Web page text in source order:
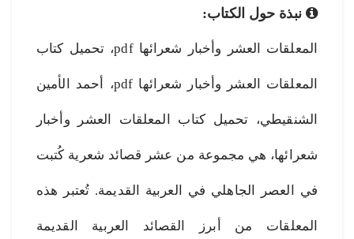
نبذة حول الكتاب:
المعلقات العشر وأخبار شعرائها pdf، تحميل كتاب
المعلقات العشر وأخبار شعرائها pdf، أحمد الأمين
الشنقيطي، تحميل كتاب المعلقات العشر وأخبار
شعرائها، هي مجموعة من عشر قصائد شعرية كُتبت
في العصر الجاهلي في العربية القديمة. تُعتبر هذه
المعلقات من أبرز القصائد العربية القديمة